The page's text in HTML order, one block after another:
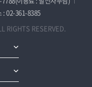
: 02-361-8385
RIGHTS RESERVED.